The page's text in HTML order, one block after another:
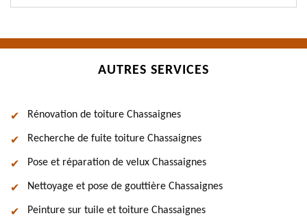
AUTRES SERVICES
Rénovation de toiture Chassaignes
Recherche de fuite toiture Chassaignes
Pose et réparation de velux Chassaignes
Nettoyage et pose de gouttière Chassaignes
Peinture sur tuile et toiture Chassaignes